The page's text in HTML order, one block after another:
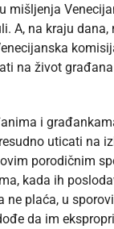
mišljenja
A, na kraju dana,
na život
i
uticati na
porodičnim
kada ih
ne plaća, u
da im